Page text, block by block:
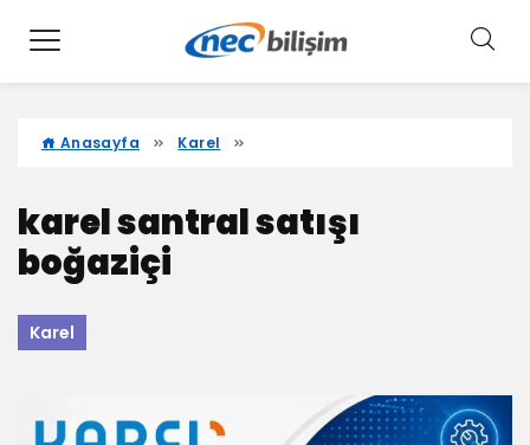
Anasayfa Karel
karel santral satışı
boğaziçi
Karel